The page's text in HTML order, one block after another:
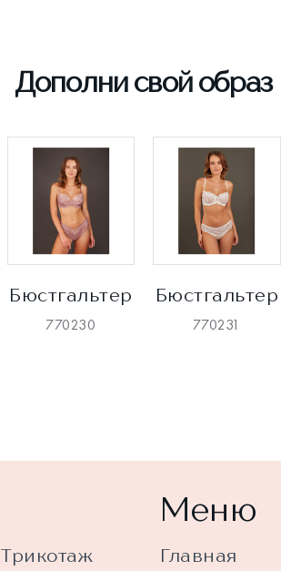
Дополни свой образ
Бюстгальтер
770230
Бюстгальтер
770231
Трикотаж
Меню
Главная